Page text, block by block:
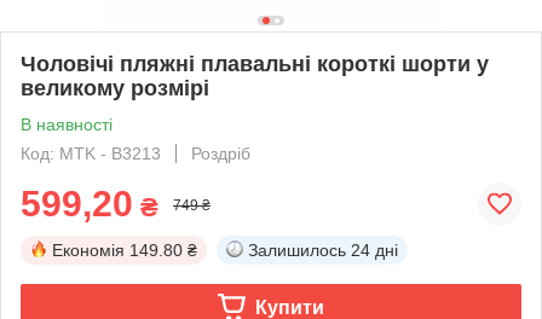
Чоловічі пляжні плавальні короткі шорти у
великому розмірі
В наявності
Код: MTK - B3213
Роздріб
599,20 ₴ 749 ₴
Економія 149.80 ₴ Залишилось 24 дні
Купити